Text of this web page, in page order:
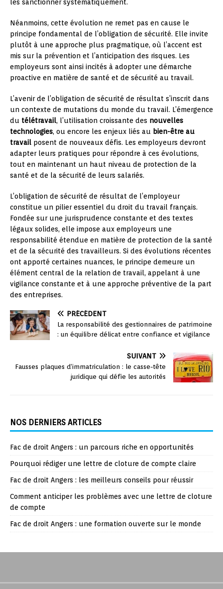
les sanctionner systématiquement.
Néanmoins, cette évolution ne remet pas en cause le
principe fondamental de l’obligation de sécurité. Elle invite
plutôt à une approche plus pragmatique, où l’accent est
mis sur la prévention et l’anticipation des risques. Les
employeurs sont ainsi incités à adopter une démarche
proactive en matière de santé et de sécurité au travail.
L’avenir de l’obligation de sécurité de résultat s’inscrit dans
un contexte de mutations du monde du travail. L’émergence
du télétravail, l’utilisation croissante des nouvelles
technologies, ou encore les enjeux liés au bien-être au
travail posent de nouveaux défis. Les employeurs devront
adapter leurs pratiques pour répondre à ces évolutions,
tout en maintenant un haut niveau de protection de la
santé et de la sécurité de leurs salariés.
L’obligation de sécurité de résultat de l’employeur
constitue un pilier essentiel du droit du travail français.
Fondée sur une jurisprudence constante et des textes
légaux solides, elle impose aux employeurs une
responsabilité étendue en matière de protection de la santé
et de la sécurité des travailleurs. Si des évolutions récentes
ont apporté certaines nuances, le principe demeure un
élément central de la relation de travail, appelant à une
vigilance constante et à une approche préventive de la part
des entreprises.
PRÉCÉDENT
La responsabilité des gestionnaires de patrimoine
: un équilibre délicat entre confiance et vigilance
SUIVANT
Fausses plaques d’immatriculation : le casse-tête
juridique qui défie les autorités
NOS DERNIERS ARTICLES
Fac de droit Angers : un parcours riche en opportunités
Pourquoi rédiger une lettre de cloture de compte claire
Fac de droit Angers : les meilleurs conseils pour réussir
Comment anticiper les problèmes avec une lettre de cloture
de compte
Fac de droit Angers : une formation ouverte sur le monde